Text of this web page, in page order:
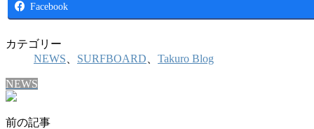
Facebook
カテゴリー
NEWS
SURFBOARD Takuro Blog
NEWS
前の記事